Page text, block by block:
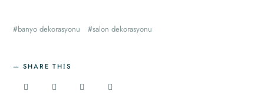
banyo dekorasyonu salon dekorasyonu
SHARE THIS